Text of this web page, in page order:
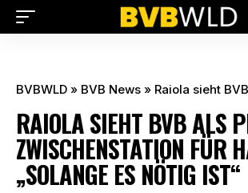
BVBWLD » BVB News » Raiola sieht BVB als perfekte
RAIOLA SIEHT BVB ALS
ZWISCHENSTATION FÜR
„SOLANGE ES NÖTIG IST“